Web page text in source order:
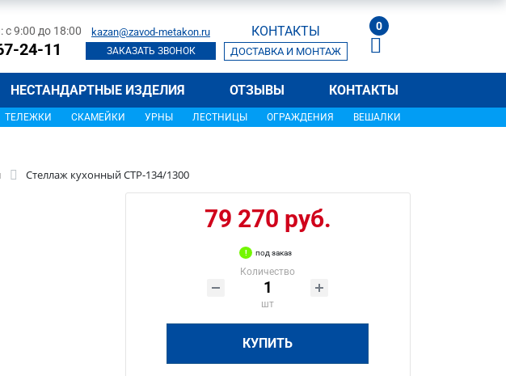
9:00 до 18:00
24-11
kazan@zavod-metakon.ru
ЗАКАЗАТЬ ЗВОНОК
КОНТАКТЫ
ДОСТАВКА И МОНТАЖ
0
НЕСТАНДАРТНЫЕ ИЗДЕЛИЯ ОТЗЫВЫ КОНТАКТЫ
ТЕЛЕЖКИ СКАМЕЙКИ УРНЫ ЛЕСТНИЦЫ ОГРАЖДЕНИЯ ВЕШАЛКИ
Стеллаж кухонный СТР-134/1300
79 270 руб.
под заказ
Количество
шт
КУПИТЬ